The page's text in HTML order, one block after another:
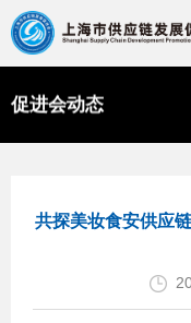
促进会动态
共探美妆食安供应